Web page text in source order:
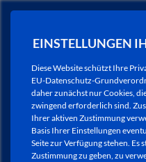
EINSTELLUNGEN
Diese Website schützt Ihre
EU-Datenschutz-
daher zunächst nur Cookies,
zwingend erforderlich sind.
Ihrer aktiven Zustimmung
Basis Ihrer Einstellungen
Seite zur Verfügung stehen.
Zustimmung zu geben, zu